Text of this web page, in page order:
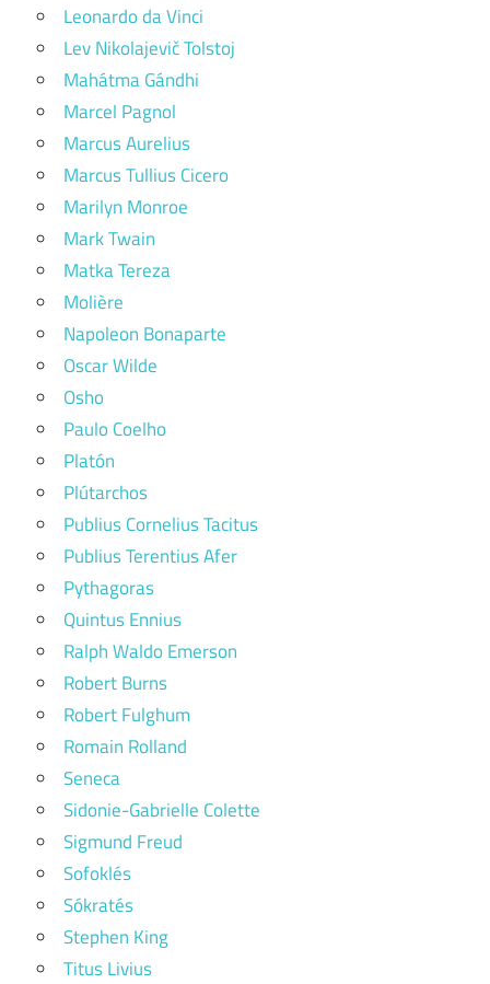
Leonardo da Vinci
Lev Nikolajevič Tolstoj
Mahátma Gándhi
Marcel Pagnol
Marcus Aurelius
Marcus Tullius Cicero
Marilyn Monroe
Mark Twain
Matka Tereza
Molière
Napoleon Bonaparte
Oscar Wilde
Osho
Paulo Coelho
Platón
Plútarchos
Publius Cornelius Tacitus
Publius Terentius Afer
Pythagoras
Quintus Ennius
Ralph Waldo Emerson
Robert Burns
Robert Fulghum
Romain Rolland
Seneca
Sidonie-Gabrielle Colette
Sigmund Freud
Sofoklés
Sókratés
Stephen King
Titus Livius